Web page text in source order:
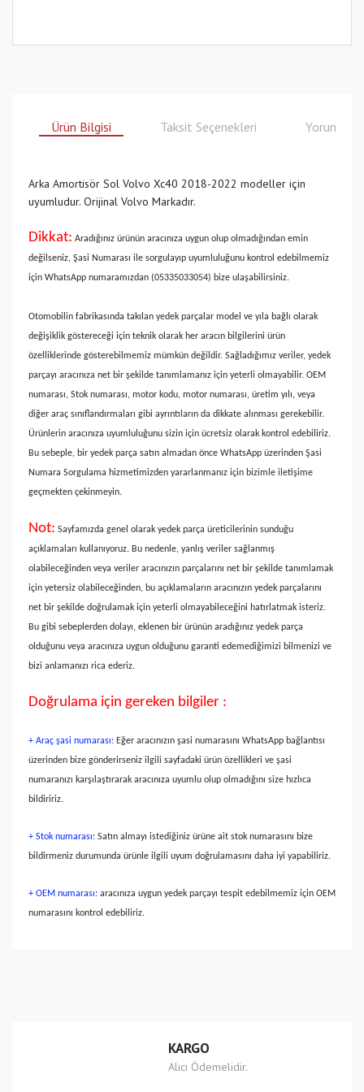
Ürün Bilgisi Taksit Seçenekleri Yorumlar
Arka Amortisör Sol Volvo Xc40 2018-2022 modeller için
uyumludur. Orijinal Volvo Markadır.
Dikkat: Aradığınız ürünün aracınıza uygun olup olmadığından emin
değilseniz, Şasi Numarası ile sorgulayıp uyumluluğunu kontrol edebilmemiz
için WhatsApp numaramızdan (05335033054) bize ulaşabilirsiniz.
Otomobilin fabrikasında takılan yedek parçalar model ve yıla bağlı olarak
değişiklik göstereceği için teknik olarak her aracın bilgilerini ürün
özelliklerinde gösterebilmemiz mümkün değildir. Sağladığımız veriler, yedek
parçayı aracınıza net bir şekilde tanımlamanız için yeterli olmayabilir. OEM
numarası, Stok numarası, motor kodu, motor numarası, üretim yılı, veya
diğer araç sınıflandırmaları gibi ayrıntıların da dikkate alınması gerekebilir.
Ürünlerin aracınıza uyumluluğunu sizin için ücretsiz olarak kontrol edebiliriz.
Bu sebeple, bir yedek parça satın almadan önce WhatsApp üzerinden Şasi
Numara Sorgulama hizmetimizden yararlanmanız için bizimle iletişime
geçmekten çekinmeyin.
Not: Sayfamızda genel olarak yedek parça üreticilerinin sunduğu
açıklamaları kullanıyoruz. Bu nedenle, yanlış veriler sağlanmış
olabileceğinden veya veriler aracınızın parçalarını net bir şekilde tanımlamak
için yetersiz olabileceğinden, bu açıklamaların aracınızın yedek parçalarını
net bir şekilde doğrulamak için yeterli olmayabileceğini hatırlatmak isteriz.
Bu gibi sebeplerden dolayı, eklenen bir ürünün aradığınız yedek parça
olduğunu veya aracınıza uygun olduğunu garanti edemediğimizi bilmenizi ve
bizi anlamanızı rica ederiz.
Doğrulama için gereken bilgiler :
+ Araç şasi numarası: Eğer aracınızın şasi numarasını WhatsApp bağlantısı
üzerinden bize gönderirseniz ilgili sayfadaki ürün özellikleri ve şasi
numaranızı karşılaştırarak aracınıza uyumlu olup olmadığını size hızlıca
bildiririz.
+ Stok numarası: Satın almayı istediğiniz ürüne ait stok numarasını bize
bildirmeniz durumunda ürünle ilgili uyum doğrulamasını daha iyi yapabiliriz.
+ OEM numarası: aracınıza uygun yedek parçayı tespit edebilmemiz için OEM
numarasını kontrol edebiliriz.
Ürün açıklamasında eksik bilgiler bulunuyor.
KARGO
Alıcı Ödemelidir.